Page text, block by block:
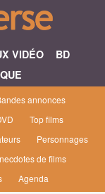
VIDÉO
BD
annonces
Top films
Personnages
de films
Agenda